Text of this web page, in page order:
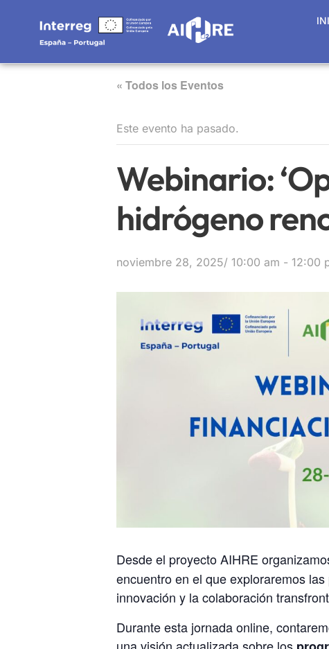
« Todos los Eventos
Este evento ha pasado.
Webinario:
hidrógeno
noviembre 28, 2025/ 10:00 am - 12:00
Desde el proyecto AIHRE
encuentro en el que exploraremos
innovación y la colaboración
Durante esta jornada online,